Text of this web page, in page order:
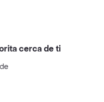
cerca de ti